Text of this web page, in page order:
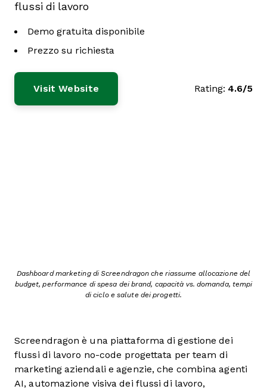
flussi di lavoro
Demo gratuita disponibile
Prezzo su richiesta
Visit Website Rating: 4.6/5
Dashboard marketing di Screendragon che riassume allocazione del
budget, performance di spesa dei brand, capacità vs. domanda, tempi
di ciclo e salute dei progetti.
Screendragon è una piattaforma di gestione dei
flussi di lavoro no-code progettata per team di
marketing aziendali e agenzie, che combina agenti
AI, automazione visiva dei flussi di lavoro,